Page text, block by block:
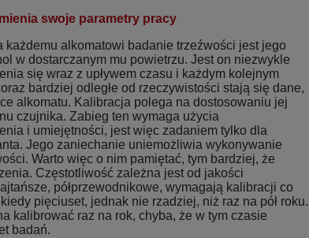
swoje parametry pracy
każdemu alkomatowi badanie trzeźwości jest jego
w dostarczanym mu powietrzu. Jest on niezwykle
się wraz z upływem czasu i każdym kolejnym
bardziej odległe od rzeczywistości stają się dane,
alkomatu. Kalibracja polega na dostosowaniu jej
czujnika. Zabieg ten wymaga użycia
i umiejętności, jest więc zadaniem tylko dla
Jego zaniechanie uniemożliwia wykonywanie
Warto więc o nim pamiętać, tym bardziej, że
Częstotliwość zależna jest od jakości
półprzewodnikowe, wymagają kalibracji co
pięciuset, jednak nie rzadziej, niż raz na pół roku.
kalibrować raz na rok, chyba, że w tym czasie
badań.